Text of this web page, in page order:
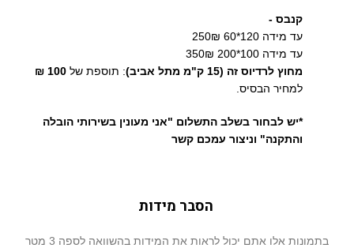
קנבס -
עד מידה 120*60 250₪
עד מידה 100*200 350₪
מחוץ לרדיוס זה (15 ק"מ מתל אביב)
: תוספת של 100 ₪
למחיר הבסיס.
*יש לבחור בשלב התשלום "אני מעונין בשירותי הובלה
והתקנה" וניצור עמכם קשר
הסבר מידות
בתמונות אלו אתם יכול לראות את המידות בהשוואה לספה 3 מטר